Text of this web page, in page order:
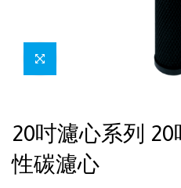
20吋濾心系列
性碳濾心